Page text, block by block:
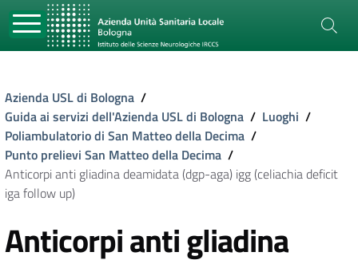
Azienda USL di Bologna /
Guida ai servizi dell'Azienda USL di Bologna / Luoghi /
Poliambulatorio di San Matteo della Decima /
Punto prelievi San Matteo della Decima /
Anticorpi anti gliadina deamidata (dgp-aga) igg (celiachia deficit
iga follow up)
Anticorpi anti gliadina